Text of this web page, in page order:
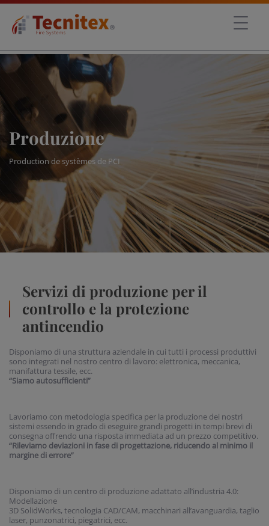
Produzione
Production de systèmes de PCI
Servizi di produzione per il
controllo e la protezione
antincendio
Disponiamo di una struttura aziendale in cui tutti i processi produttivi
sono integrati nel nostro centro di lavoro: elettronica, meccanica,
manifattura tessile, ecc.
“Siamo autosufficienti”
Lavoriamo con metodologia specifica per la produzione dei nostri
sistemi essendo in grado di eseguire grandi progetti in tempi brevi di
consegna offrendo una risposta immediata ad un prezzo competitivo.
“Rileviamo deviazioni in fase di progettazione, riducendo al minimo il
margine di errore”
Disponiamo di un centro di produzione adattato all’industria 4.0:
Modellazione
3D SolidWorks, tecnologia CAD/CAM, macchinari all’avanguardia, taglio
laser, punzonatrici, piegatrici, ecc.